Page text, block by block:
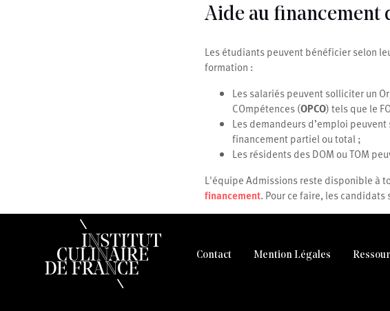
Aide au financement
Les étudiants peuvent bénéficier selon
formation :
Les salariés peuvent solliciter un
COmpétences (OPCO) tels que le
Les demandeurs d’emploi
financement partiel ou total ;
Les résidents des DOM ou TOM
L'équipe Admissions reste disponible à
financement. Pour ce faire, les
Contact Mention Légales